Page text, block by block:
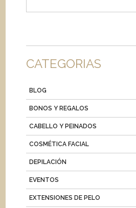
CATEGORIAS
BLOG
BONOS Y REGALOS
CABELLO Y PEINADOS
COSMÉTICA FACIAL
DEPILACIÓN
EVENTOS
EXTENSIONES DE PELO